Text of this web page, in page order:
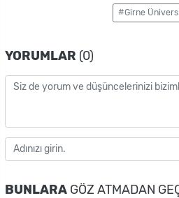
#Girne
YORUMLAR (0)
BUNLARA GÖZ ATMADAN